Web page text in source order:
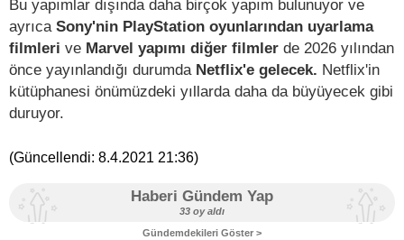
Bu yapımlar dışında daha birçok yapım bulunuyor ve
ayrıca Sony'nin PlayStation oyunlarından uyarlama
filmleri ve Marvel yapımı diğer filmler de 2026 yılından
önce yayınlandığı durumda Netflix'e gelecek. Netflix'in
kütüphanesi önümüzdeki yıllarda daha da büyüyecek gibi
duruyor.
(Güncellendi: 8.4.2021 21:36)
Haberi Gündem Yap
33 oy aldı
Gündemdekileri Göster >